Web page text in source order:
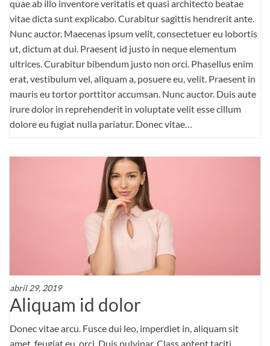
quae ab illo inventore veritatis et quasi architecto beatae
vitae dicta sunt explicabo. Curabitur sagittis hendrerit ante.
Nunc auctor. Maecenas ipsum velit, consectetuer eu lobortis
ut, dictum at dui. Praesent id justo in neque elementum
ultrices. Curabitur bibendum justo non orci. Phasellus enim
erat, vestibulum vel, aliquam a, posuere eu, velit. Praesent in
mauris eu tortor porttitor accumsan. Nunc auctor. Duis aute
irure dolor in reprehenderit in voluptate velit esse cillum
dolore eu fugiat nulla pariatur. Donec vitae…
abril 29, 2019
Aliquam id dolor
Donec vitae arcu. Fusce dui leo, imperdiet in, aliquam sit
amet, feugiat eu, orci. Duis pulvinar. Class aptent taciti